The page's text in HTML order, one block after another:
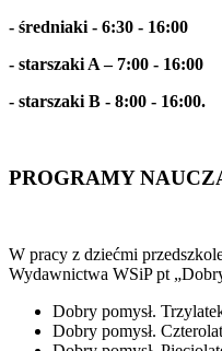
- średniaki - 6:30 - 16:00
- starszaki A – 7:00 - 16:00
- starszaki B - 8:00 - 16:00.
PROGRAMY
W pracy z dziećmi
Wydawnictwa WSiP pt
Dobry pomysł.
Dobry pomysł.